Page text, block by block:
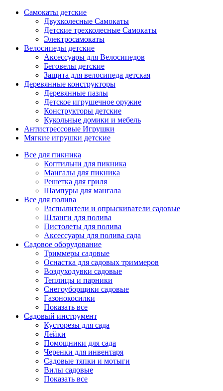
Самокаты детские
Двухколесные Cамокаты
Детские трехколесные Самокаты
Электросамокаты
Велосипеды детские
Аксессуары для Велосипедов
Беговелы детские
Защита для велосипеда детская
Деревянные конструкторы
Деревянные пазлы
Детское игрушечное оружие
Конструкторы детские
Кукольные домики и мебель
Антистрессовые Игрушки
Мягкие игрушки детские
Все для пикника
Коптильни для пикника
Мангалы для пикника
Решетка для гриля
Шампуры для мангала
Все для полива
Распылители и опрыскиватели садовые
Шланги для полива
Пистолеты для полива
Аксессуары для полива сада
Садовое оборудование
Триммеры садовые
Оснастка для садовых триммеров
Воздуходувки садовые
Теплицы и парники
Снегоуборщики садовые
Газонокосилки
Показать все
Садовый инструмент
Кусторезы для сада
Лейки
Помощники для сада
Черенки для инвентаря
Садовые тяпки и мотыги
Вилы садовые
Показать все